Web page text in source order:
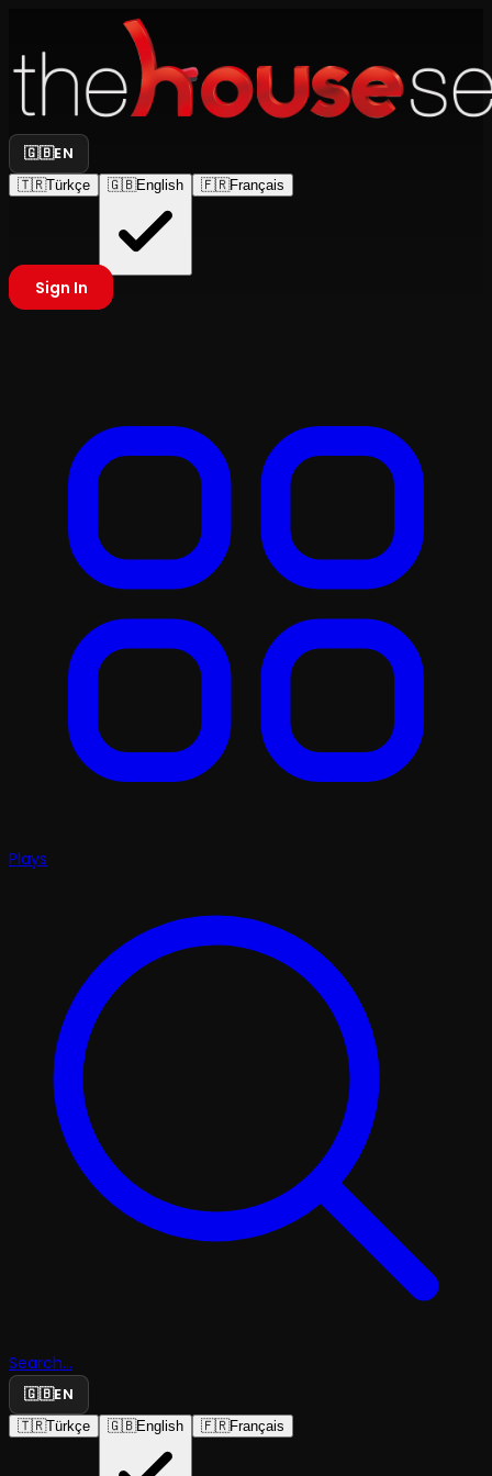
🇬🇧EN
🇹🇷Türkçe 🇬🇧English 🇫🇷Français
Sign In
Plays
Search...
🇬🇧EN
🇹🇷Türkçe 🇬🇧English 🇫🇷Français